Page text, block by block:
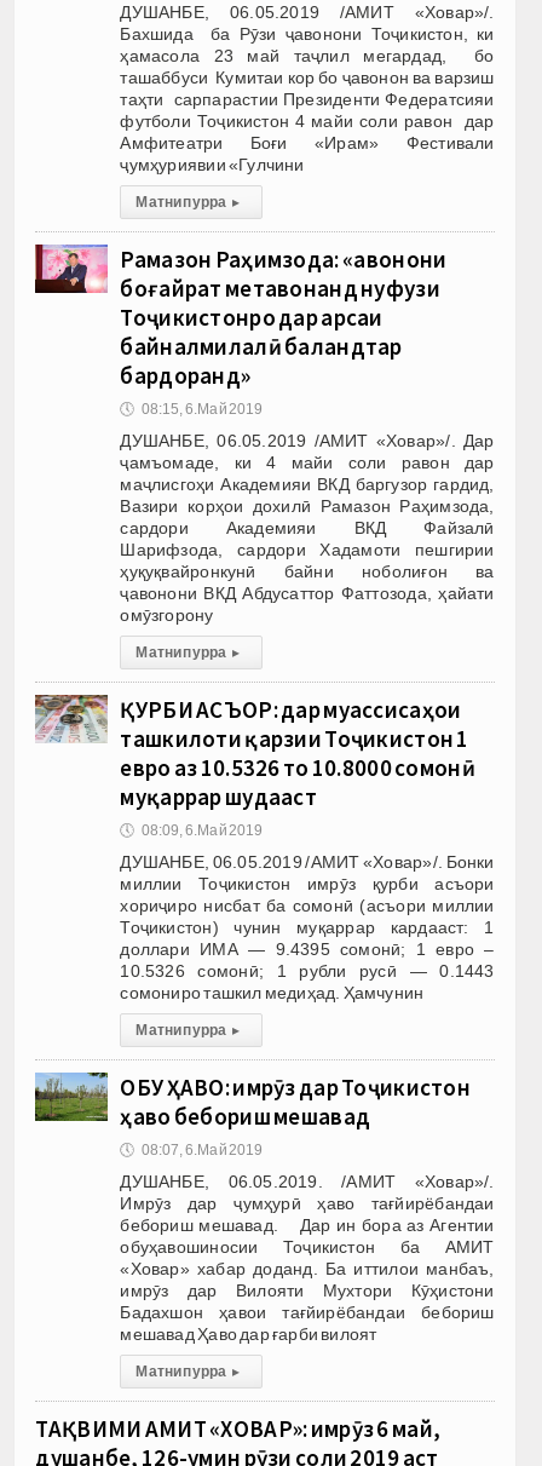
ДУШАНБЕ, 06.05.2019 /АМИТ «Ховар»/.
Бахшида ба Рӯзи ҷавонони Тоҷикистон, ки
ҳамасола 23 май таҷлил мегардад, бо
ташаббуси Кумитаи кор бо ҷавонон ва варзиш
таҳти сарпарастии Президенти Федератсияи
футболи Тоҷикистон 4 майи соли равон дар
Амфитеатри Боғи «Ирам» Фестивали
ҷумҳуриявии «Гулчини
Матни пурра ▸
Рамазон Раҳимзода: «Ҷавонони
боғайрат метавонанд нуфузи
Тоҷикистонро дар арсаи
байналмилалӣ баландтар
бардоранд»
🕔 08:15, 6.Май 2019
ДУШАНБЕ, 06.05.2019 /АМИТ «Ховар»/. Дар
ҷамъомаде, ки 4 майи соли равон дар
маҷлисгоҳи Академияи ВКД баргузор гардид,
Вазири корҳои дохилӣ Рамазон Раҳимзода,
сардори Академияи ВКД Файзалӣ
Шарифзода, сардори Хадамоти пешгирии
ҳуқуқвайронкунӣ байни ноболиғон ва
ҷавонони ВКД Абдусаттор Фаттозода, ҳайати
омӯзгорону
Матни пурра ▸
ҚУРБИ АСЪОР: дар муассиcаҳои
ташкилоти қарзии Тоҷикистон 1
евро аз 10.5326 то 10.8000 сомонӣ
муқаррар шудааст
🕔 08:09, 6.Май 2019
ДУШАНБЕ, 06.05.2019 /АМИТ «Ховар»/. Бонки
миллии Тоҷикистон имрӯз қурби асъори
хориҷиро нисбат ба сомонӣ (асъори миллии
Тоҷикистон) чунин муқаррар кардааст: 1
доллари ИМА — 9.4395 сомонӣ; 1 евро –
10.5326 сомонӣ; 1 рубли русӣ — 0.1443
сомониро ташкил медиҳад. Ҳамчунин
Матни пурра ▸
ОБУ ҲАВО: имрӯз дар Тоҷикистон
ҳаво бебориш мешавад
🕔 08:07, 6.Май 2019
ДУШАНБЕ, 06.05.2019. /АМИТ «Ховар»/.
Имрӯз дар ҷумҳурӣ ҳаво тағйирёбандаи
бебориш мешавад. Дар ин бора аз Агентии
обуҳавошиносии Тоҷикистон ба АМИТ
«Ховар» хабар доданд. Ба иттилои манбаъ,
имрӯз дар Вилояти Мухтори Кӯҳистони
Бадахшон ҳавои тағйирёбандаи бебориш
мешавад Ҳаво дар ғарби вилоят
Матни пурра ▸
ТАҚВИМИ АМИТ «ХОВАР»: имрӯз 6 май,
душанбе, 126-умин рӯзи соли 2019 аст